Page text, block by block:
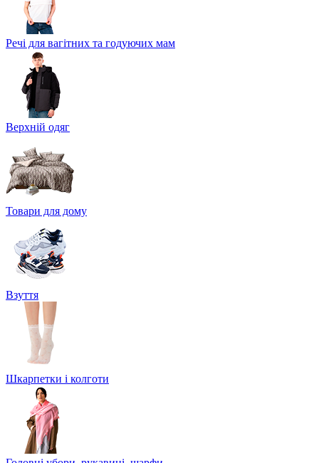
Речі для вагітних та годуючих мам
Верхній одяг
Товари для дому
Взуття
Шкарпетки і колготи